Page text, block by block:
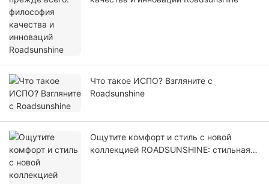
Что такое ИСПО? Взгляните с
Roadsunshine
Ощутите комфорт и стиль с новой
коллекцией ROADSUNSHINE: стильная